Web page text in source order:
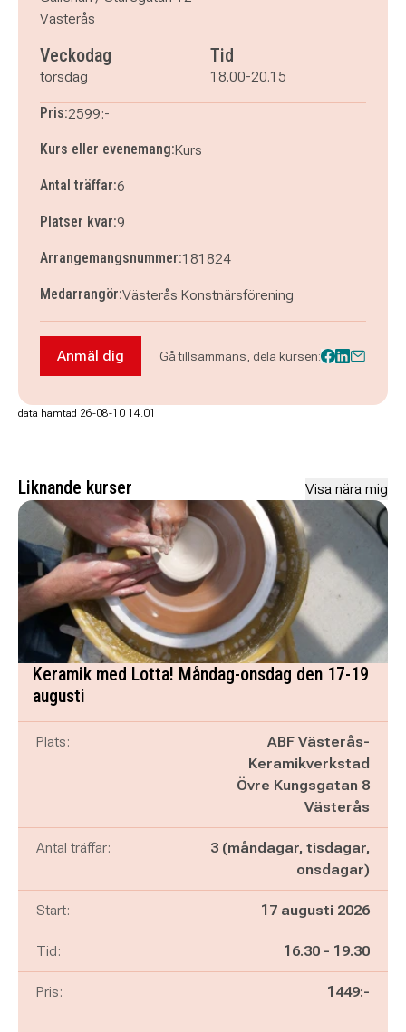
Västerås
Veckodag
torsdag
Tid
18.00-20.15
Pris:2599:-
Kurs eller evenemang:Kurs
Antal träffar:6
Platser kvar:9
Arrangemangsnummer:181824
Medarrangör:Västerås Konstnärsförening
Anmäl dig till Akvarell (Torsdagar jämna
Anmäl dig Gå tillsammans, dela kursen:
data hämtad 26-08-10 14.01
Liknande kurser Visa nära mig
Keramik med Lotta! Måndag-onsdag den 17-19
augusti
Plats:
ABF Västerås-
Keramikverkstad
Övre Kungsgatan 8
Västerås
Antal träffar:
3 (måndagar, tisdagar,
onsdagar)
Start: 17 augusti 2026
Tid: Pågår mellan
16.30 - och
19.30
Pris: 1449:-